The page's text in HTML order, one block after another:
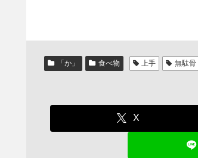
「か」 食べ物 上手 無駄骨
X